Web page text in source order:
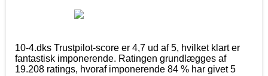
10-4.dks Trustpilot-score er 4,7 ud af 5, hvilket klart er
fantastisk imponerende. Ratingen grundlægges af
19.208 ratings, hvoraf imponerende 84 % har givet 5